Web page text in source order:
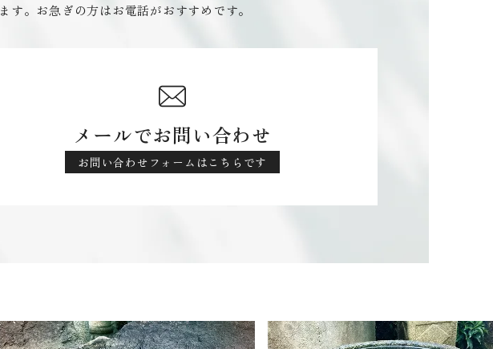
。お急ぎの方はお電話がおすすめです。
メールでお問い合わせ
お問い合わせフォームはこちらです